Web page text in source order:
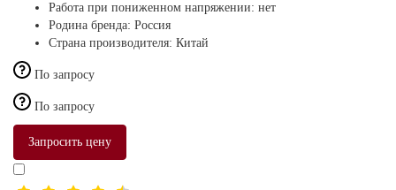
Работа при пониженном напряжении: нет
Родина бренда: Россия
Страна производителя: Китай
По запросу
По запросу
Запросить цену